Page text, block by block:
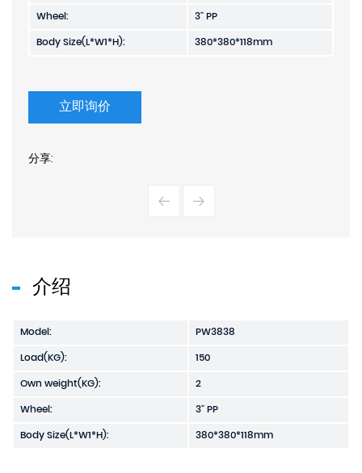
Wheel:
3" PP
Body Size(L*W1*H):
380*380*118mm
立即询价
分享:
介绍
Model:
PW3838
Load(KG):
150
Own weight(KG):
2
Wheel:
3" PP
Body Size(L*W1*H):
380*380*118mm